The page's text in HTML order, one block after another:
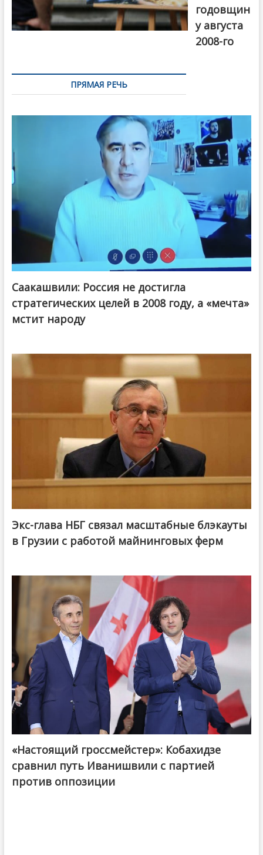
годовщин
у августа
2008-го
ПРЯМАЯ РЕЧЬ
Саакашвили: Россия не достигла
стратегических целей в 2008 году, а «мечта»
мстит народу
Экс-глава НБГ связал масштабные блэкауты
в Грузии с работой майнинговых ферм
@ქართული ოცნება / Georgian Dream
«Настоящий гроссмейстер»: Кобахидзе
сравнил путь Иванишвили с партией
против оппозиции